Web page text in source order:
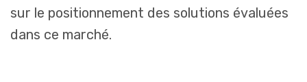
sur le positionnement des solutions évaluées
dans ce marché.